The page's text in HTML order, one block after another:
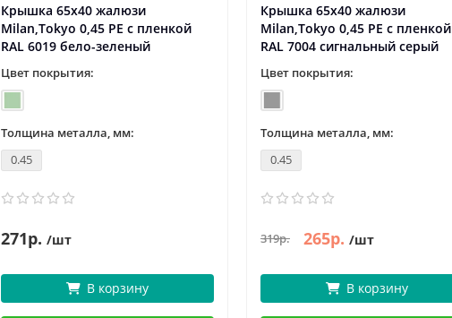
Крышка 65х40 жалюзи
Milan,Tokyo 0,45 PE с пленкой
RAL 6019 бело-зеленый
Цвет покрытия:
Толщина металла, мм:
0.45
271р. /шт
В корзину
Крышка 65х40 жалюзи
Milan,Tokyo 0,45 PE с пленкой
RAL 7004 сигнальный серый
Цвет покрытия:
Толщина металла, мм:
0.45
319р. 265р. /шт
В корзину